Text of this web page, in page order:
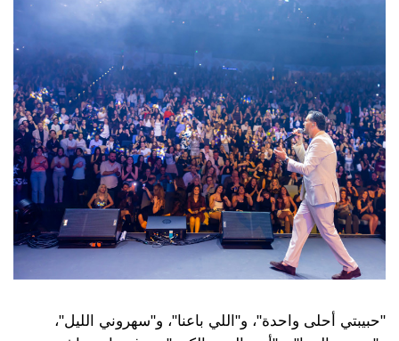
"حبيبتي أحلى واحدة"، و"اللي باعنا"، و"سهروني الليل"،